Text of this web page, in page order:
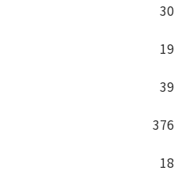
30
19
39
376
18